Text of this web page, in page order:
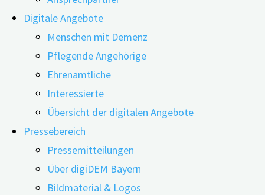
Digitale Angebote
Menschen mit Demenz
Pflegende Angehörige
Ehrenamtliche
Interessierte
Übersicht der digitalen Angebote
Pressebereich
Pressemitteilungen
Über digiDEM Bayern
Bildmaterial & Logos
Das Digitale Demenzregister Bayern (digiDEM Bayern)
neue Online-Fragebogen „digiDEM Bayern
vielfältige Unterstützungsangebote, die passgenau
weiterlesen"Wie
„DEMAND“
passgenau
die
Demenzversorgung
stärkt"
Wie „DEMAND“ passgenau die
09.05.202331.05.2023